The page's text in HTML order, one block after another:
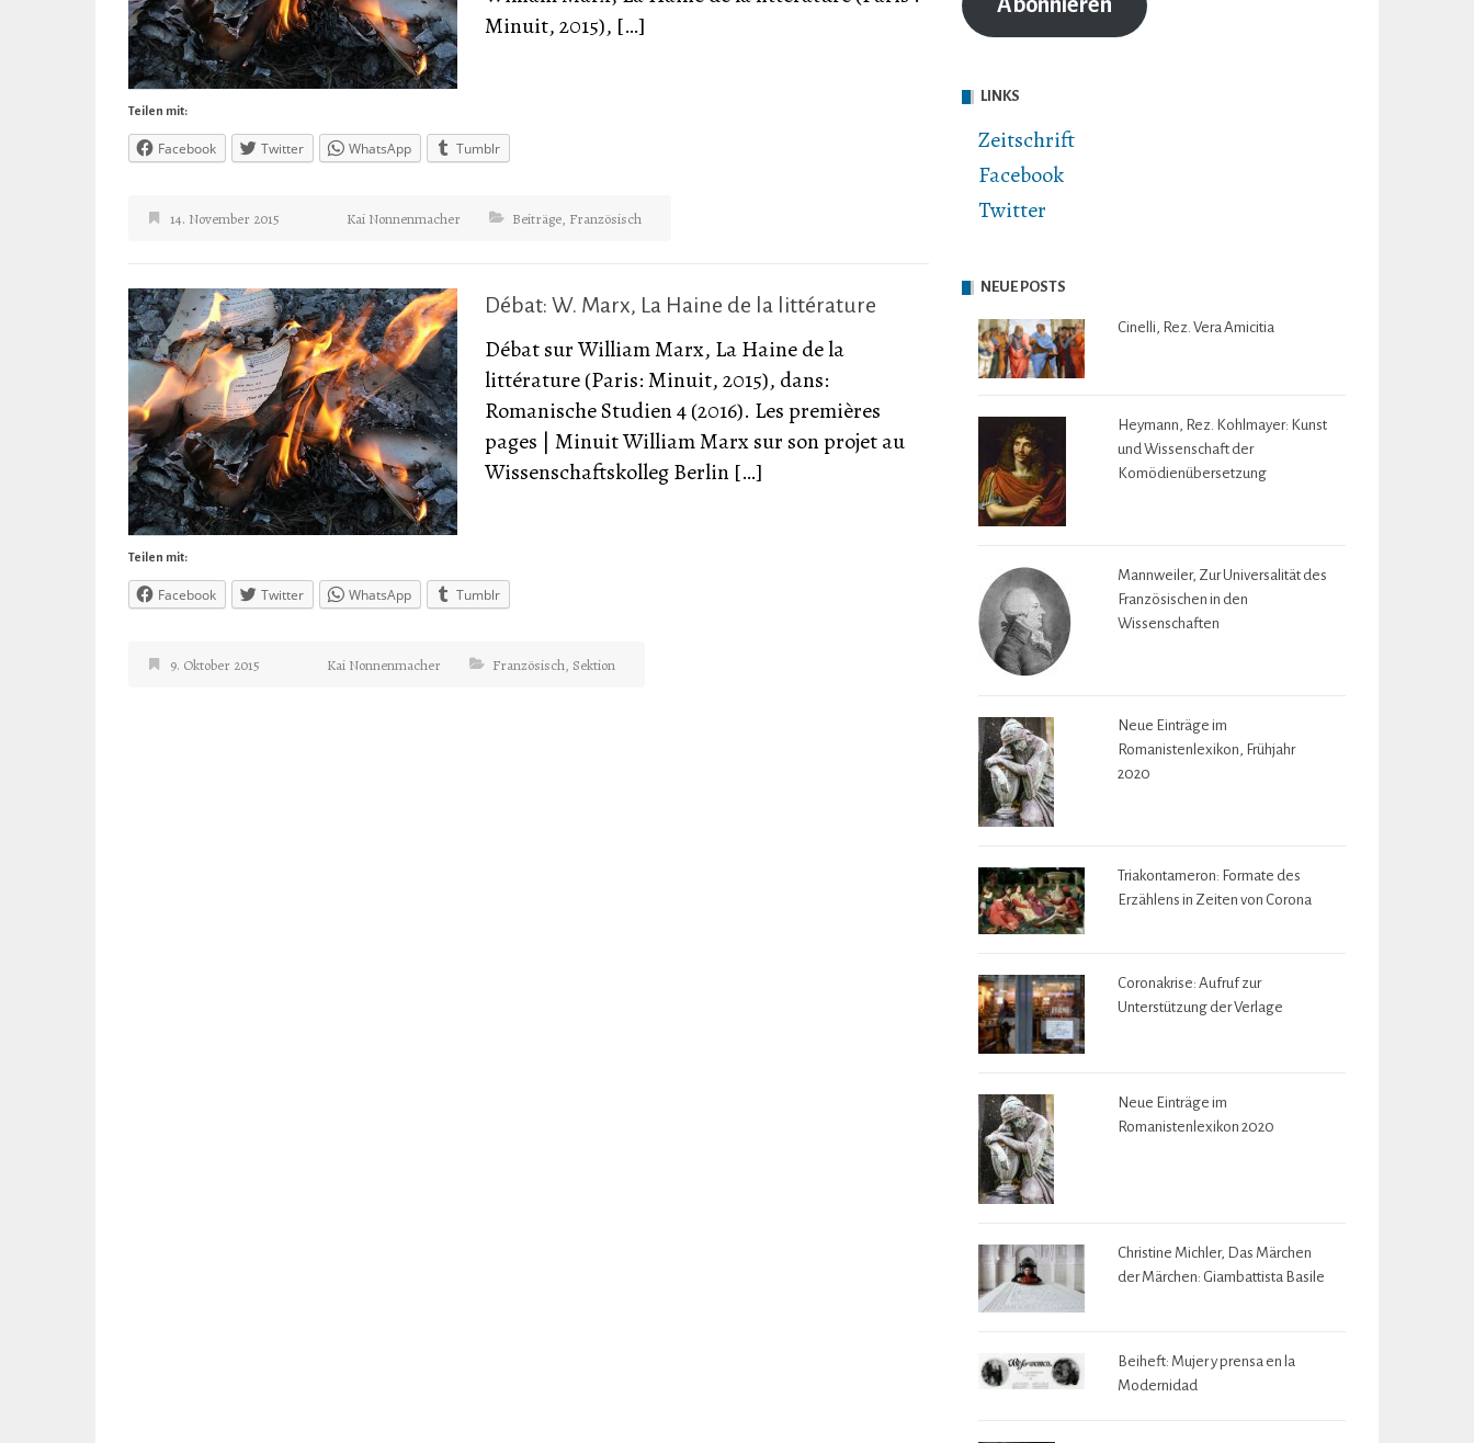
Minuit, 2015), […]
Teilen mit:
Facebook Twitter WhatsApp Tumblr
14. November 2015 Kai Nonnenmacher Beiträge, Französisch
Débat: W. Marx, La Haine de la littérature
Débat sur William Marx, La Haine de la
littérature (Paris: Minuit, 2015), dans:
Romanische Studien 4 (2016). Les premières
pages | Minuit William Marx sur son projet au
Wissenschaftskolleg Berlin […]
Teilen mit:
Facebook Twitter WhatsApp Tumblr
9. Oktober 2015 Kai Nonnenmacher Französisch, Sektion
LINKS
Zeitschrift
Facebook
Twitter
NEUE POSTS
Cinelli, Rez. Vera Amicitia
Heymann, Rez. Kohlmayer: Kunst
und Wissenschaft der
Komödienübersetzung
Mannweiler, Zur Universalität des
Französischen in den
Wissenschaften
Neue Einträge im
Romanistenlexikon, Frühjahr
2020
Triakontameron: Formate des
Erzählens in Zeiten von Corona
Coronakrise: Aufruf zur
Unterstützung der Verlage
Neue Einträge im
Romanistenlexikon 2020
Christine Michler, Das Märchen
der Märchen: Giambattista Basile
Beiheft: Mujer y prensa en la
Modernidad